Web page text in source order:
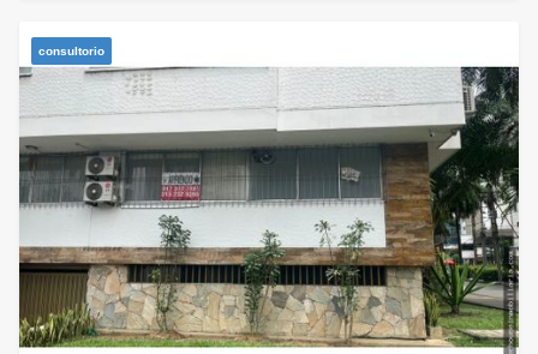
consultorio